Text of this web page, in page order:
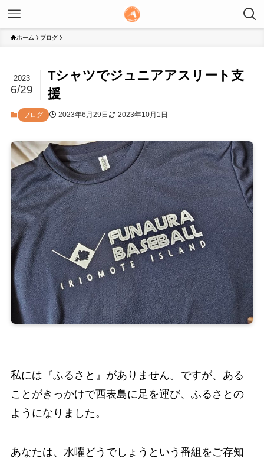
ホーム ブログ
Tシャツでジュニアアスリート支
援
2023
6/29
ブログ 2023年6月29日 2023年10月1日
私には『ふるさと』がありません。ですが、ある
ことがきっかけで西表島に足を運び、ふるさとの
ようになりました。
あなたは、水曜どうでしょうという番組をご存知